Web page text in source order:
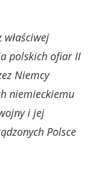
właściwej
polskich ofiar II
Niemcy
niemieckiemu
i jej
Polsce